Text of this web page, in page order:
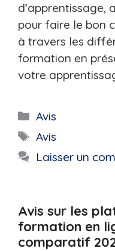
d’apprentissage,
pour faire le bon
à travers les
formation en
votre
Catégories
Avis
Étiquettes
Avis
Laisser un
Avis sur les
formation en
comparatif